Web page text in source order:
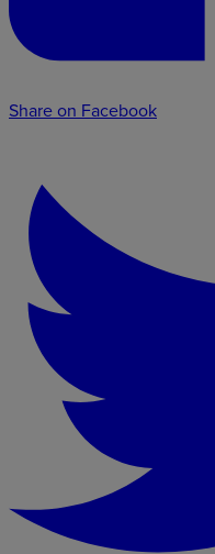
Share on Facebook